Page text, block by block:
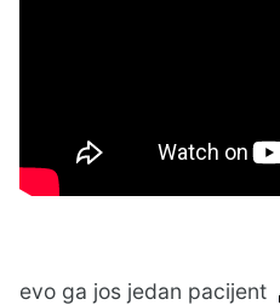
evo ga jos jedan pacijent